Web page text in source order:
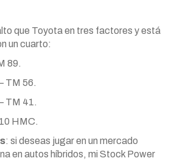
que Toyota en tres factores y está
un cuarto:
89.
TM 56.
TM 41.
HMC.
: si deseas jugar en un mercado
en autos híbridos, mi Stock Power